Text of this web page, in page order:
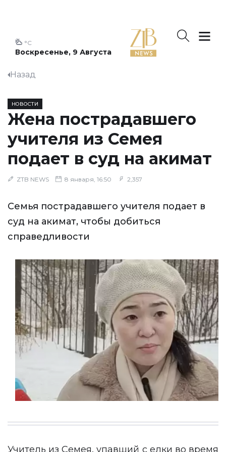
Воскресенье, 9 Августа
°C
Назад
НОВОСТИ
Жена пострадавшего
учителя из Семея
подает в суд на акимат
ZTB NEWS 8 января, 16:50 2,357
Семья пострадавшего учителя подает в
суд на акимат, чтобы добиться
справедливости
Учитель из Семея, упавший с елки во время